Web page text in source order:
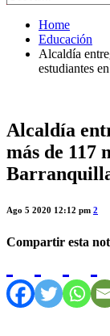
Home
Educación
Alcaldía
estudiantes
Alcaldía
más de 117
Ago 5 2020 12:12 pm 2
Compartir esta